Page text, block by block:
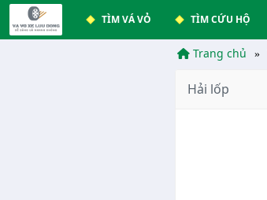
TÌM VÁ VỎ TÌM CỨU HỘ
Trang chủ
Hải lốp